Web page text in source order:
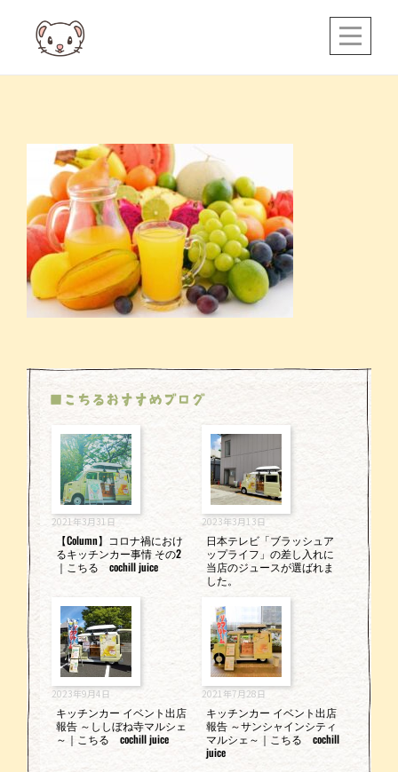
content
■こちるおすすめブログ
2021年3月31日
【Column】コロナ禍におけ
るキッチンカー事情 その2
｜こちる cochill juice
2023年3月13日
日本テレビ「ブラッシュア
ップライフ」の差し入れに
当店のジュースが選ばれま
した。
2023年9月4日
キッチンカー イベント出店
報告 ～ししぼね寺マルシェ
～｜こちる cochill juice
2021年7月28日
キッチンカー イベント出店
報告 ～サンシャインシティ
マルシェ～｜こちる cochill
juice
稿
ナ
ビ
ゲ
ー
シ
ョ